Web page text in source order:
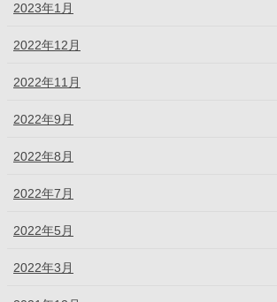
2023年1月
2022年12月
2022年11月
2022年9月
2022年8月
2022年7月
2022年5月
2022年3月